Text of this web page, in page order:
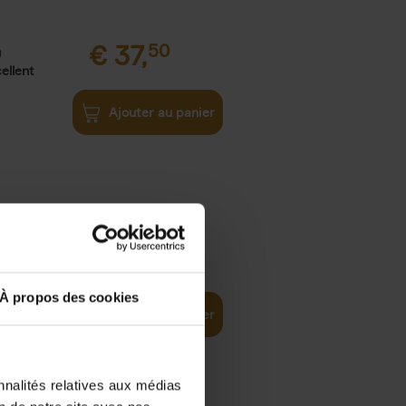
À propos des cookies
relatives aux médias
€ 37,50
Ajouter au panier
world 29,99
Ajouter au panier